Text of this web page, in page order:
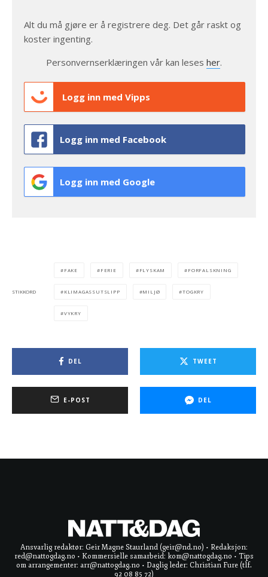
Alt du må gjøre er å registrere deg. Det går raskt og
koster ingenting.
Personvernserklæringen vår kan leses her.
Logg inn med Vipps
Logg inn med Facebook
Logg inn med Google
STIKKORD
FAKE FERIE FLYSKAM FORFALSKNING
KLIMAGASSUTSLIPP MILJØ TOGKRY
VYKRY
DEL TWEET
E-POST DEL
Ansvarlig redaktør: Geir Magne Staurland (geir@nd.no) • Redaksjon:
red@nattogdag.no • Kommersielle samarbeid: kom@nattogdag.no • Tips
om arrangementer: arr@nattogdag.no • Daglig leder: Christian Fure (tlf.
92 08 85 72)